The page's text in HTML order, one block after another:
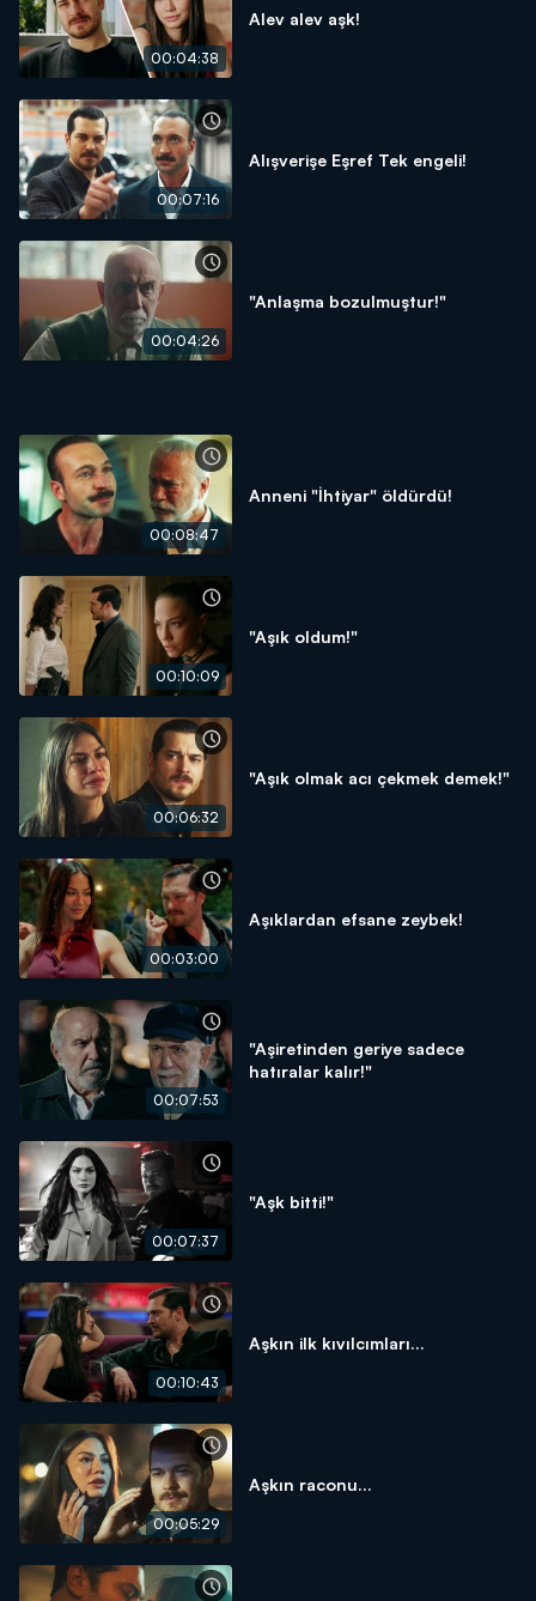
00:04:38
Alev alev aşk!
00:07:16
Alışverişe Eşref Tek engeli!
00:04:26
"Anlaşma bozulmuştur!"
00:08:47
Anneni "İhtiyar" öldürdü!
00:10:09
"Aşık oldum!"
00:06:32
"Aşık olmak acı çekmek demek!"
00:03:00
Aşıklardan efsane zeybek!
00:07:53
"Aşiretinden geriye sadece
hatıralar kalır!"
00:07:37
"Aşk bitti!"
00:10:43
Aşkın ilk kıvılcımları...
00:05:29
Aşkın raconu...